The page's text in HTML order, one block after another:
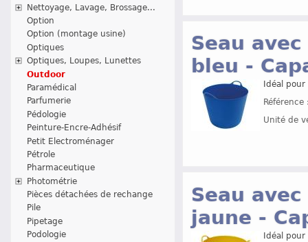
Nettoyage, Lavage, Brossage...
Option
Option (montage usine)
Optiques
Optiques, Loupes, Lunettes
Outdoor
Paramédical
Parfumerie
Pédologie
Peinture-Encre-Adhésif
Petit Electroménager
Pétrole
Pharmaceutique
Photométrie
Pièces détachées de rechange
Pile
Pipetage
Podologie
Seau
bleu -
Idéal
Unité de
Seau
jaune -
Idéal